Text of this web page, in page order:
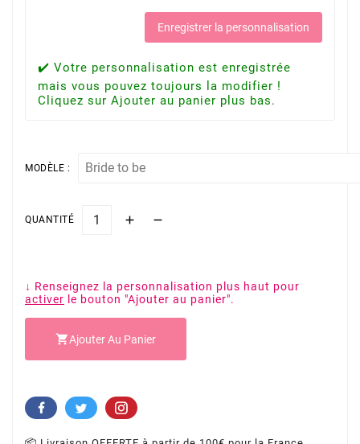
Enregistrer la personnalisation
✔️ Votre personnalisation est enregistrée
mais vous pouvez toujours la modifier !
Cliquez sur Ajouter au panier plus bas.
MODÈLE :
QUANTITÉ
↓ Renseignez la personnalisation plus haut pour
activer le bouton "Ajouter au panier".
Ajouter Au Panier